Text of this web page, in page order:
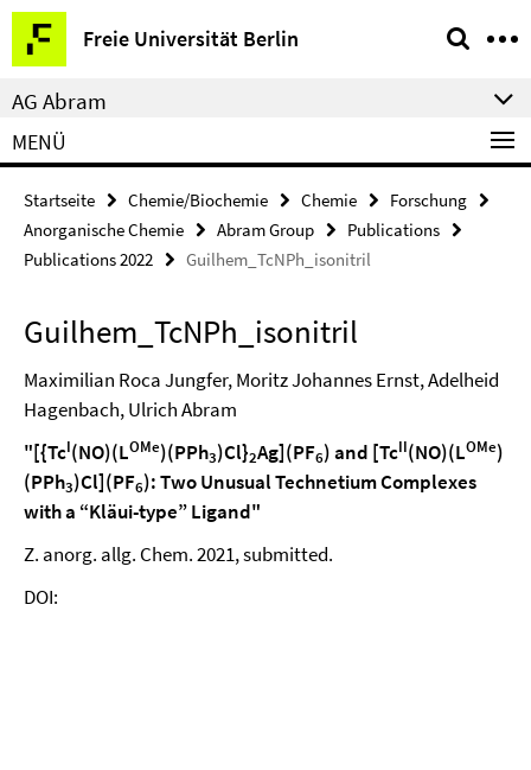
Springe
direkt
zu
Inhalt
Freie Universität Berlin
Service-
Navigation
AG Abram
MENÜ
Startseite Chemie/Biochemie Chemie
Forschung
Anorganische Chemie
Abram Group
Publications
Publications 2022
Guilhem_TcNPh_isonitril
Guilhem_TcNPh_isonitril
Maximilian Roca Jungfer, Moritz Johannes Ernst, Adelheid
Hagenbach, Ulrich Abram
"[{TcI(NO)(LOMe)(PPh3)Cl}2Ag](PF6) and [TcII(NO)(LOMe)
(PPh3)Cl](PF6): Two Unusual Technetium Complexes
with a “Kläui-type” Ligand"
Z. anorg. allg. Chem. 2021, submitted.
DOI: